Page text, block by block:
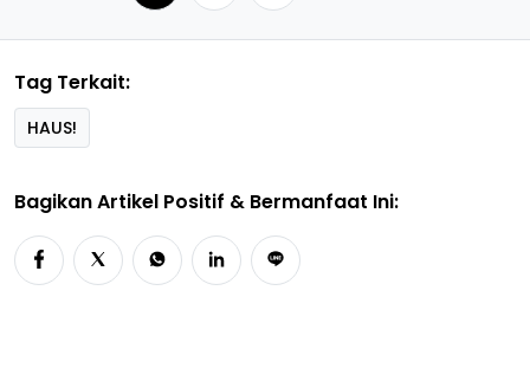
Tag Terkait:
HAUS!
Bagikan Artikel Positif & Bermanfaat Ini: